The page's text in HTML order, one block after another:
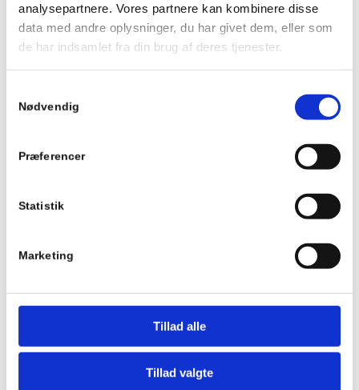
analysepartnere. Vores partnere kan kombinere disse
data med andre oplysninger, du har givet dem, eller som
de har indsamlet fra din brug af deres tjenester.
Nødvendig
Præferencer
Statistik
Marketing
Tillad alle
Tillad valgte
yderst rimelig pris.
Jeg kan kun anbefale Kort og Godt køreskole hvis
det er effektiv og god betjening du ønsker når du
skal tage kørekort.